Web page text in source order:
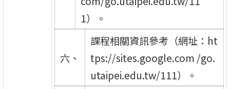
1）。
六、
課程相關資訊參考（網址：ht
tps://sites.google.com /go.
utaipei.edu.tw/111）。